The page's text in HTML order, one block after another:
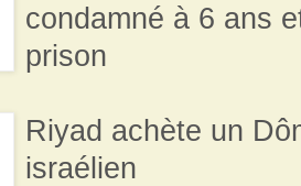
condamné à 6 ans
prison
Riyad achète un
israélien